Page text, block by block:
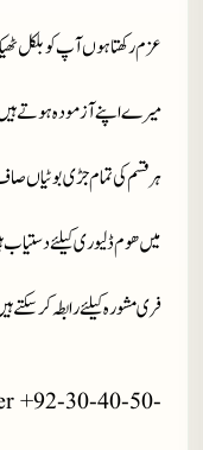
عزم رکھتا ہوں آپ کو بلکل
میرے اپنے آزمودہ ہوتے
ہر قسم کی تمام جڑی بوٹیاں
میں ھوم ڈلیوری کیلئے
فری مشورہ کیلئے رابطہ کر سکتے
+92-30-40-50-